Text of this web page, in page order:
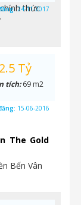
thức
24-11-2017
The Gold
Bến Vân
2.5 Tỷ
tích:69 m2
15-06-2016